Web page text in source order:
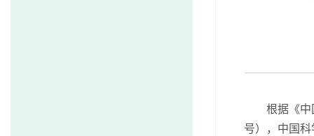
根据《中
号）， 中国